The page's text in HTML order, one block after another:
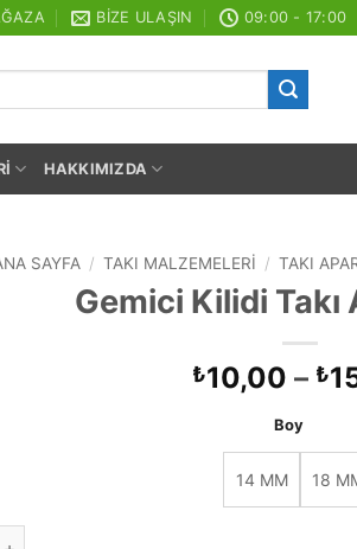
BIZE ULAŞIN 09:00 - 17:00
HAKKIMIZDA
SAYFA / TAKI MALZEMELERI / TAKI
Gemici Kilidi Takı
₺10,00 – ₺
Boy
14 MM 18
Takı Ara Aparatı adet